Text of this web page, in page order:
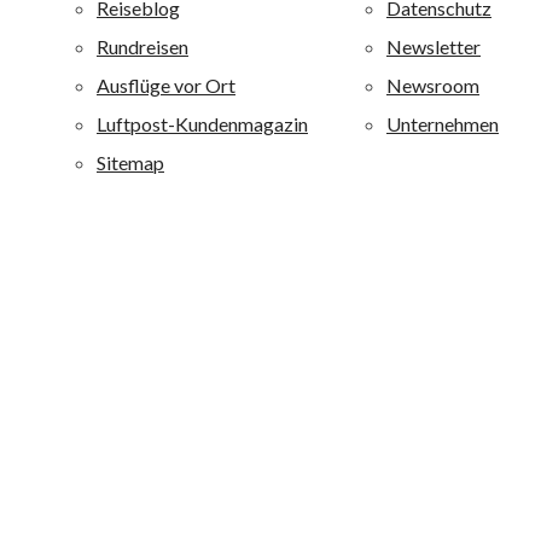
sind mit 4 oder 4,5 Sternen bewertet. Alle allsun Hotels
sind qualitativ hochwertig ausgestattet und zeichnen sich
durch eine besondere Wohlfühlatmosphäre aus. alltours
richtet sich mit diesen Ferienanlagen an ein breites